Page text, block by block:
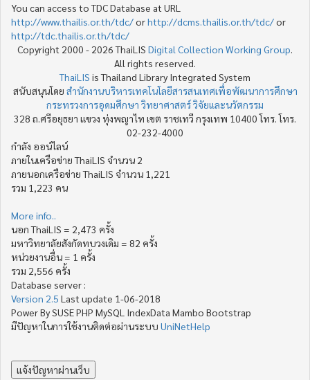
You can access to TDC Database at URL
http://www.thailis.or.th/tdc/orhttp://dcms.thailis.or.th/tdc/or
http://tdc.thailis.or.th/tdc/
Copyright 2000 - 2026 ThaiLIS Digital Collection Working Group
All rights reserved.
ThaiLIS is Thailand Library Integrated System
สนับสนุนโดย สำนักงานบริหารเทคโนโลยีสารสนเทศเพื่อพัฒนาการศึกษา
กระทรวงการอุดมศึกษา วิทยาศาสตร์ วิจัยและนวัตกรรม
328 ถ.ศรีอยุธยา แขวง ทุ่งพญาไท เขต ราชเทวี กรุงเทพ 10400 โทร. โทร.
02-232-4000
กำลัง ออน์ไลน์
ภายในเครือข่าย ThaiLIS จำนวน 2
ภายนอกเครือข่าย ThaiLIS จำนวน 1,221
รวม 1,223 คน
More info..
นอก ThaiLIS = 2,473 ครั้ง
มหาวิทยาลัยสังกัดทบวงเดิม = 82 ครั้ง
หน่วยงานอื่น = 1 ครั้ง
รวม 2,556 ครั้ง
Database server :
Version 2.5 Last update 1-06-2018
Power By SUSE PHP MySQL IndexData Mambo Bootstrap
มีปัญหาในการใช้งานติดต่อผ่านระบบ UniNetHelp